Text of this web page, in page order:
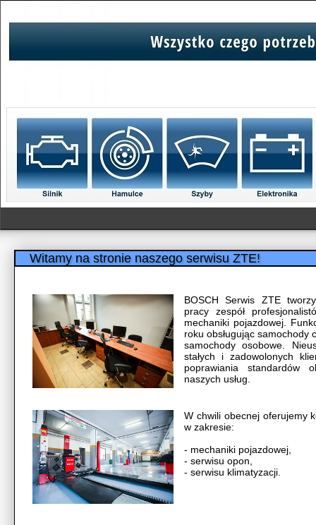
Witamy na stronie naszego serwisu ZTE!
BOSCH Serwis ZTE
pracy zespół
mechaniki pojazdowej.
roku obsługując
samochody osobowe.
stałych i zadowolonych
poprawiania standardów
naszych usług.
W chwili obecnej oferujemy
w zakresie:
- mechaniki pojazdowej,
- serwisu opon,
- serwisu klimatyzacji.